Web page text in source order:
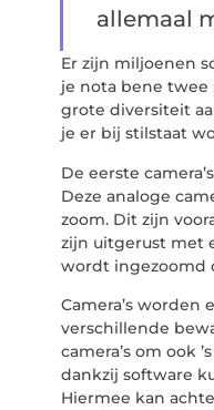
allemaal
Er zijn miljoenen
je nota bene
grote diversiteit
je er bij stilstaat
De eerste
Deze analoge
zoom. Dit zijn
zijn uitgerust met
wordt ingezoomd
Camera’s
verschillende
camera’s om ook
dankzij software
Hiermee kan